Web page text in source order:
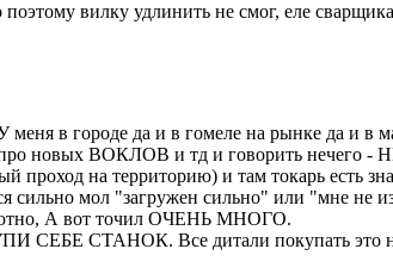
вилку удлинить не смог, еле
в городе да и в гомеле на рынке да и в
новых ВОКЛОВ и тд и говорить нечего -
проход на территорию) и там токарь есть
сильно мол "загружен сильно" или "мне не
А вот точил ОЧЕНЬ МНОГО.
СЕБЕ СТАНОК. Все дитали покупать это